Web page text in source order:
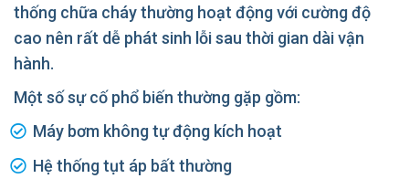
thống chữa cháy thường hoạt động với cường độ
cao nên rất dễ phát sinh lỗi sau thời gian dài vận
hành.
Một số sự cố phổ biến thường gặp gồm:
Máy bơm không tự động kích hoạt
Hệ thống tụt áp bất thường